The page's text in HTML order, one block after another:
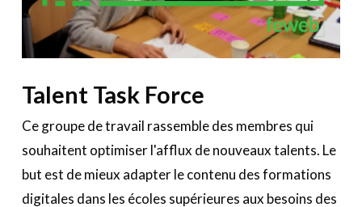
Talent Task Force
Ce groupe de travail rassemble des membres qui
souhaitent optimiser l'afflux de nouveaux talents. Le
but est de mieux adapter le contenu des formations
digitales dans les écoles supérieures aux besoins des